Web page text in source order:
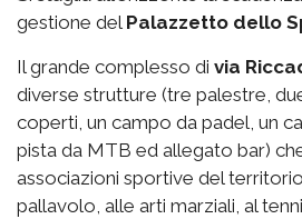
gestione del Palazzetto dello
Il grande complesso di via
diverse strutture (tre palestre,
coperti, un campo da padel, un
pista da MTB ed allegato bar)
associazioni sportive del
pallavolo, alle arti marziali, al